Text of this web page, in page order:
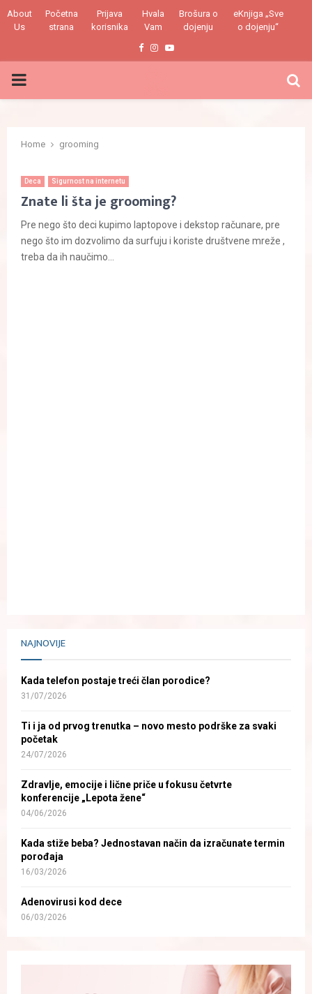
About
Us
Početna
strana
Prijava
korisnika
Hvala
Vam
Brošura o
dojenju
eKnjiga „Sve
o dojenju“
Facebook
Instagram
Youtube
PRIMARY
Home grooming
Deca Sigurnost na internetu
Znate li šta je grooming?
Pre nego što deci kupimo laptopove i dekstop računare, pre
nego što im dozvolimo da surfuju i koriste društvene mreže ,
treba da ih naučimo...
NAJNOVIJE
Kada telefon postaje treći član porodice?
31/07/2026
Ti i ja od prvog trenutka – novo mesto podrške za svaki
početak
24/07/2026
Zdravlje, emocije i lične priče u fokusu četvrte
konferencije „Lepota žene“
04/06/2026
Kada stiže beba? Jednostavan način da izračunate termin
porođaja
16/03/2026
Adenovirusi kod dece
06/03/2026